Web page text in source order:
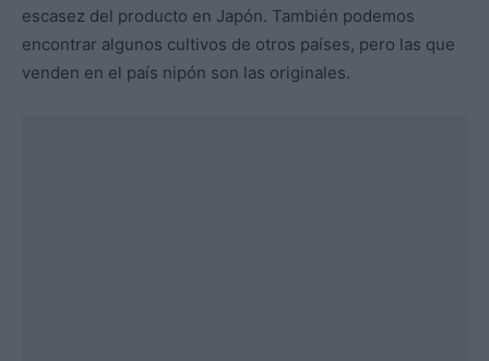
escasez del producto en Japón. También podemos
encontrar algunos cultivos de otros países, pero las que
venden en el país nipón son las originales.